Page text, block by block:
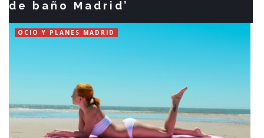
de baño Madrid’
OCIO Y PLANES MADRID